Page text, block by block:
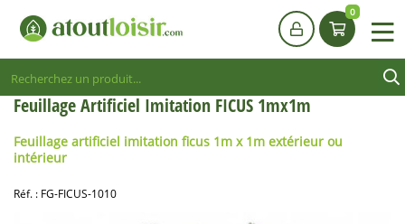
Feuillage Artificiel Imitation FICUS 1mx1m
Feuillage artificiel imitation ficus 1m x 1m extérieur ou
intérieur
Réf. : FG-FICUS-1010
0